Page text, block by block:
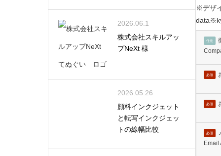
※デザ
任意
必須
必須
必須
Email
2026.06.1
株式会社スキルアッ
プNeXt 様
2026.05.26
顔料インクジェット
と転写インクジェッ
トの線幅比較